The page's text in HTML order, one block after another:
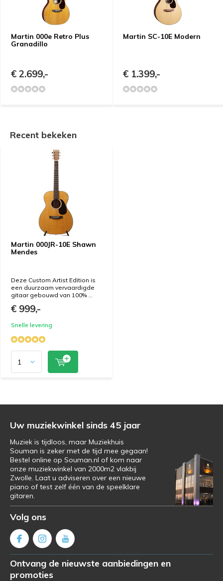
Martin 000e Retro Plus
Granadillo
€ 2.699,-
Martin SC-10E Modern
€ 1.399,-
Recent bekeken
Martin 000JR-10E Shawn
Mendes
Deze Custom Artist Edition is
een duurzaam vervaardigde
gitaar gebouwd van 100% ...
€ 999,-
Snelle levering
Uw muziekwinkel sinds 45 jaar
Muziek is tijdloos, maar Muziekhuis
Souman is zeker met de tijd mee gegaan!
Bestel online op Souman.nl of kom naar
onze muziekwinkel van 2000m2 vlakbij
Zwolle. Laat u adviseren over een nieuwe
piano of test zelf één van de speelklare
gitaren.
Volg ons
Ontvang de nieuwste aanbiedingen en
promoties